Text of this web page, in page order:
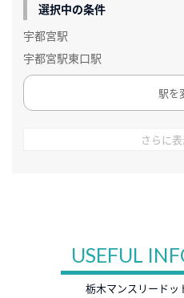
選択中の条件
宇都宮駅
宇都宮駅東口駅
駅を
さらに
USEFUL
栃木マンスリードッ